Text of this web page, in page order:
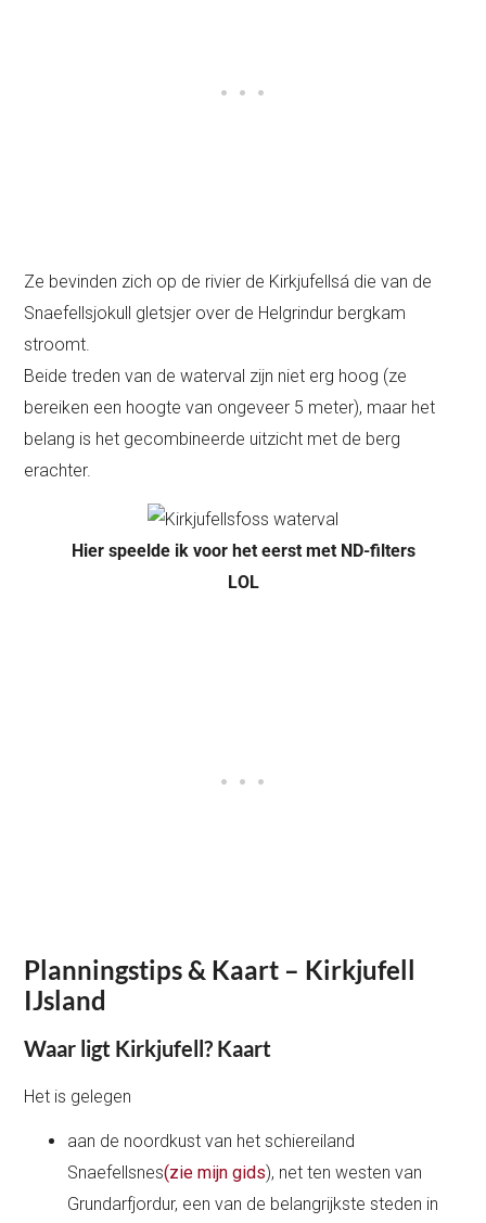
Ze bevinden zich op de rivier de Kirkjufellsá die van de
Snaefellsjokull gletsjer over de Helgrindur bergkam
stroomt.
Beide treden van de waterval zijn niet erg hoog (ze
bereiken een hoogte van ongeveer 5 meter), maar het
belang is het gecombineerde uitzicht met de berg
erachter.
Hier speelde ik voor het eerst met ND-filters
LOL
Planningstips & Kaart – Kirkjufell
IJsland
Waar ligt Kirkjufell? Kaart
Het is gelegen
aan de noordkust van het schiereiland
Snaefellsnes(zie mijn gids), net ten westen van
Grundarfjordur, een van de belangrijkste steden in